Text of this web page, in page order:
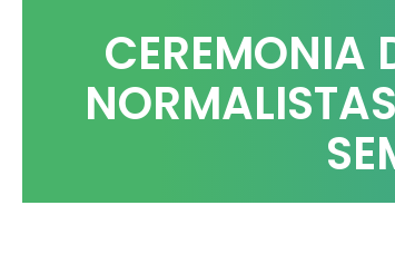
CEREMONIA